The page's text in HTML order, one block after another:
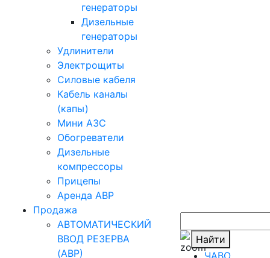
генераторы
Дизельные
генераторы
Удлинители
Электрощиты
Силовые кабеля
Кабель каналы
(капы)
Мини АЗС
Обогреватели
Дизельные
компрессоры
Прицепы
Аренда АВР
Продажа
АВТОМАТИЧЕСКИЙ
ВВОД РЕЗЕРВА
(АВР)
Найти